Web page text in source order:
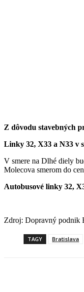
Z dôvodu stavebných
Linky 32, X33 a N33 v
V smere na Dlhé diely
Molecova smerom do
Autobusové linky 32,
Zdroj: Dopravný podnik
TAGY Bratislava